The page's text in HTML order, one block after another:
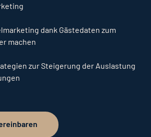
dank Gästedaten zum
machen
zur Steigerung der Auslastung